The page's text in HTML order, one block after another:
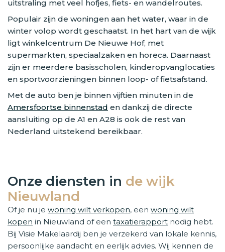
uitstraling met veel hofjes, fiets- en wandelroutes.
Populair zijn de woningen aan het water, waar in de
winter volop wordt geschaatst. In het hart van de wijk
ligt winkelcentrum De Nieuwe Hof, met
supermarkten, speciaalzaken en horeca. Daarnaast
zijn er meerdere basisscholen, kinderopvanglocaties
en sportvoorzieningen binnen loop- of fietsafstand.
Met de auto ben je binnen vijftien minuten in de
Amersfoortse binnenstad en dankzij de directe
aansluiting op de A1 en A28 is ook de rest van
Nederland uitstekend bereikbaar.
Onze diensten in de wijk
Nieuwland
Of je nu je woning wilt verkopen, een woning wilt
kopen in Nieuwland of een taxatierapport nodig hebt.
Bij Visie Makelaardij ben je verzekerd van lokale kennis,
persoonlijke aandacht en eerlijk advies. Wij kennen de